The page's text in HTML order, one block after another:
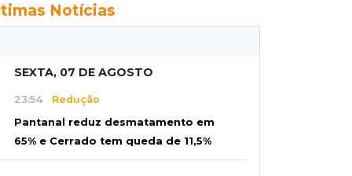
Notícias
SEXTA, 07 DE AGOSTO
23:54 Redução
Pantanal reduz desmatamento em
65% e Cerrado tem queda de 11,5%